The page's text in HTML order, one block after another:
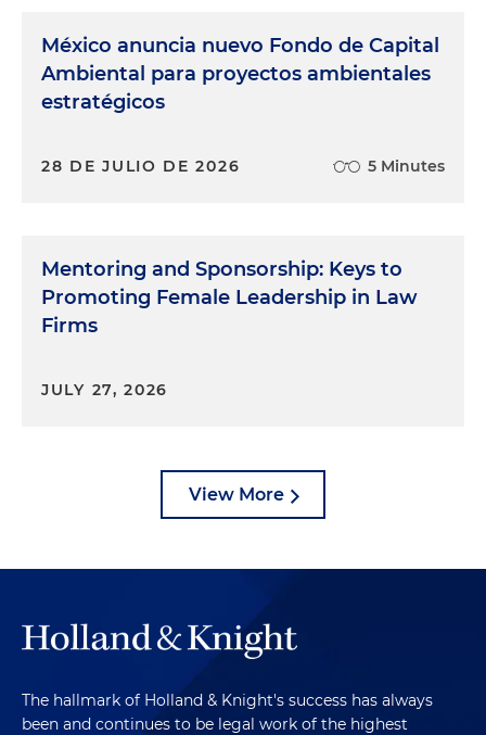
México anuncia nuevo Fondo de Capital
Ambiental para proyectos ambientales
estratégicos
28 DE JULIO DE 2026 5 Minutes
Mentoring and Sponsorship: Keys to
Promoting Female Leadership in Law
Firms
JULY 27, 2026
View More
The hallmark of Holland & Knight's success has always
been and continues to be legal work of the highest